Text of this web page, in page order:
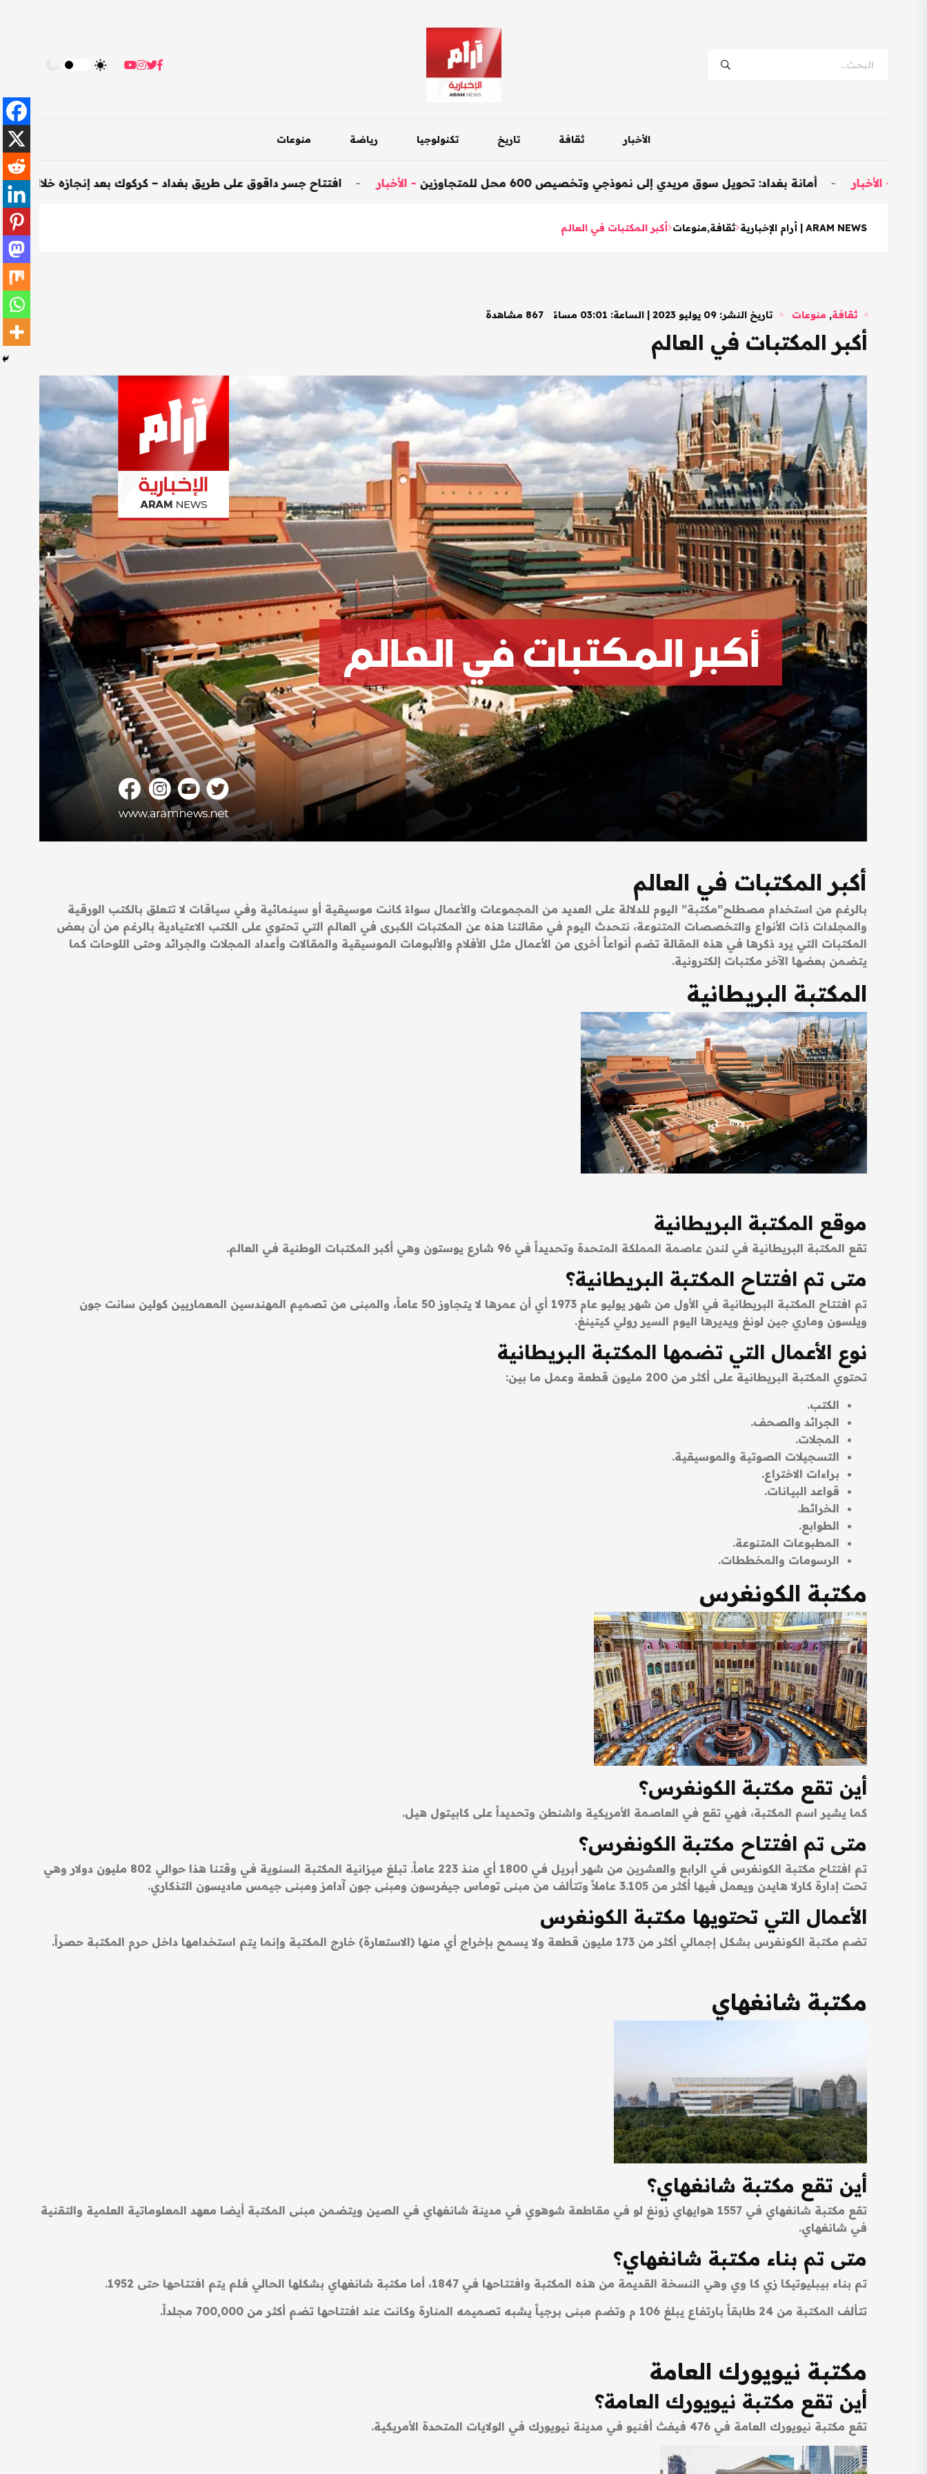
الأخبار ثقافة تاريخ تكنولوجيا رياضة منوعات
- افتتاح جسر داقوق على طريق بغداد – كركوك بعد إنجازه خلال 200 يوم -الأخبار - أمانة بغداد: تحويل سوق مريدي إلى نموذجي وتخصيص 600 محل للمتجاوزين -الأخبار
ARAM NEWS | أرام الإخبارية ثقافة,منوعات أكبر المكتبات في العالم
ثقافة, منوعات تاريخ النشر: 09 يوليو 2023 | الساعة: 03:01 مساءً 867 مشاهدة
أكبر المكتبات في العالم
أكبر المكتبات في العالم
بالرغم من استخدام مصطلح”مكتبة” اليوم للدلالة على العديد من المجموعات والأعمال سواءً كانت موسيقية أو سينمائية وفي سياقات لا تتعلق بالكتب الورقية
والمجلدات ذات الأنواع والتخصصات المتنوعة، نتحدث اليوم في مقالتنا هذه عن المكتبات الكبرى في العالم التي تحتوي على الكتب الاعتيادية بالرغم من أن بعض
المكتبات التي يرد ذكرها في هذه المقالة تضم أنواعاً أخرى من الأعمال مثل الأفلام والألبومات الموسيقية والمقالات وأعداد المجلات والجرائد وحتى اللوحات كما
يتضمن بعضها الآخر مكتبات إلكترونية.
المكتبة البريطانية
موقع المكتبة البريطانية
تقع المكتبة البريطانية في لندن عاصمة المملكة المتحدة وتحديداً في 96 شارع يوستون وهي أكبر المكتبات الوطنية في العالم.
متى تم افتتاح المكتبة البريطانية؟
تم افتتاح المكتبة البريطانية في الأول من شهر يوليو عام 1973 أي أن عمرها لا يتجاوز 50 عاماً، والمبنى من تصميم المهندسين المعماريين كولين سانت جون
ويلسون وماري جين لونغ ويديرها اليوم السير رولي كيتينغ.
نوع الأعمال التي تضمها المكتبة البريطانية
تحتوي المكتبة البريطانية على أكثر من 200 مليون قطعة وعمل ما بين:
الكتب.
الجرائد والصحف.
المجلات.
التسجيلات الصوتية والموسيقية.
براءات الاختراع.
قواعد البيانات.
الخرائط.
الطوابع.
المطبوعات المتنوعة.
الرسومات والمخططات.
مكتبة الكونغرس
أين تقع مكتبة الكونغرس؟
كما يشير اسم المكتبة، فهي تقع في العاصمة الأمريكية واشنطن وتحديداً على كابيتول هيل.
متى تم افتتاح مكتبة الكونغرس؟
تم افتتاح مكتبة الكونغرس في الرابع والعشرين من شهر أبريل في 1800 أي منذ 223 عاماً. تبلغ ميزانية المكتبة السنوية في وقتنا هذا حوالي 802 مليون دولار وهي
تحت إدارة كارلا هايدن ويعمل فيها أكثر من 3.105 عاملاً وتتألف من مبنى توماس جيفرسون ومبنى جون آدامز ومبنى جيمس ماديسون التذكاري.
الأعمال التي تحتويها مكتبة الكونغرس
تضم مكتبة الكونغرس بشكل إجمالي أكثر من 173 مليون قطعة ولا يسمح بإخراج أي منها (الاستعارة) خارج المكتبة وإنما يتم استخدامها داخل حرم المكتبة حصراً.
مكتبة شانغهاي
أين تقع مكتبة شانغهاي؟
تقع مكتبة شانغهاي في 1557 هوايهاي زونغ لو في مقاطعة شوهوي في مدينة شانغهاي في الصين ويتضمن مبنى المكتبة أيضا معهد المعلوماتية العلمية والتقنية
في شانغهاي.
متى تم بناء مكتبة شانغهاي؟
تم بناء بيبليوتيكا زي كا وي وهي النسخة القديمة من هذه المكتبة وافتتاحها في 1847، أما مكتبة شانغهاي بشكلها الحالي فلم يتم افتتاحها حتى 1952.
تتألف المكتبة من 24 طابقاً بارتفاع يبلغ 106 م وتضم مبنى برجياً يشبه تصميمه المنارة وكانت عند افتتاحها تضم أكثر من 700,000 مجلداً.
مكتبة نيويورك العامة
أين تقع مكتبة نيويورك العامة؟
تقع مكتبة نيويورك العامة في 476 فيفث أفنيو في مدينة نيويورك في الولايات المتحدة الأمريكية.